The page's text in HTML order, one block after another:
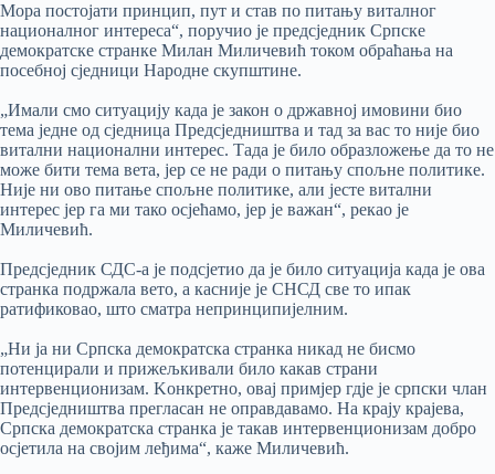
Мора постојати принцип, пут и став по питању виталног
националног интереса“, поручио је предсједник Српске
демократске странке Милан Миличевић током обраћања на
посебној сједници Народне скупштине.
„Имали смо ситуацију када је закон о државној имовини био
тема једне од сједница Предсједништва и тад за вас то није био
витални национални интерес. Тада је било образложење да то не
може бити тема вета, јер се не ради о питању спољне политике.
Није ни ово питање спољне политике, али јесте витални
интерес јер га ми тако осјећамо, јер је важан“, рекао је
Миличевић.
Предсједник СДС-а је подсјетио да је било ситуација када је ова
странка подржала вето, а касније је СНСД све то ипак
ратификовао, што сматра непринципијелним.
„Ни ја ни Српска демократска странка никад не бисмо
потенцирали и прижељкивали било какав страни
интервенционизам. Kонкретно, овај примјер гдје је српски члан
Предсједништва прегласан не оправдавамо. На крају крајева,
Српска демократска странка је такав интервенционизам добро
осјетила на својим леђима“, каже Миличевић.